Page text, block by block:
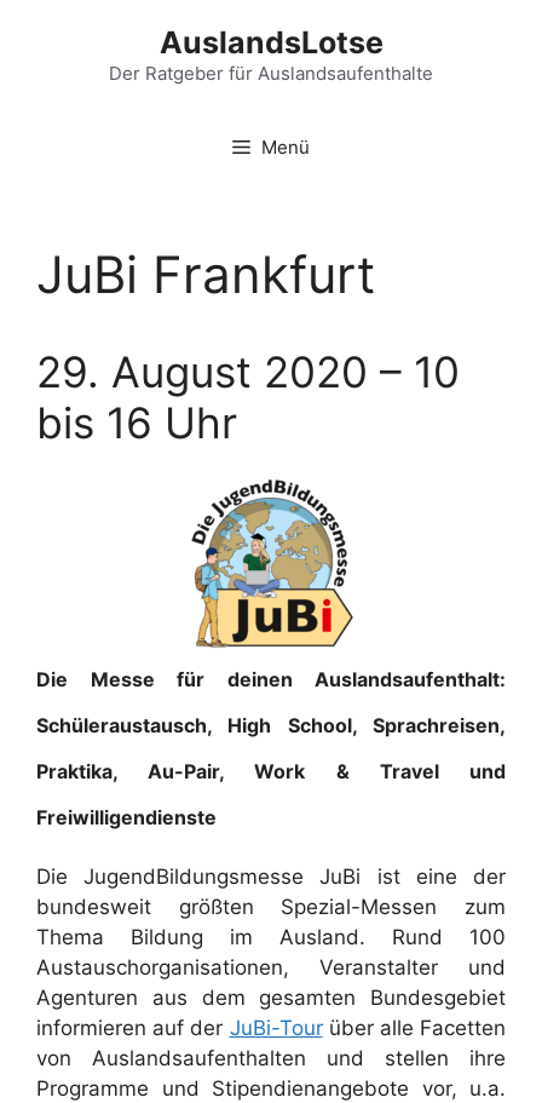
AuslandsLotse
Der Ratgeber für Auslandsaufenthalte
Menü
JuBi Frankfurt
29. August 2020 – 10
bis 16 Uhr
Die Messe für deinen Auslandsaufenthalt:
Schüleraustausch, High School, Sprachreisen,
Praktika, Au-Pair, Work & Travel und
Freiwilligendienste
Die JugendBildungsmesse JuBi ist eine der
bundesweit größten Spezial-Messen zum
Thema Bildung im Ausland. Rund 100
Austauschorganisationen, Veranstalter und
Agenturen aus dem gesamten Bundesgebiet
informieren auf der JuBi-Tourüber alle Facetten
von Auslandsaufenthalten und stellen ihre
Programme und Stipendienangebote vor, u.a.